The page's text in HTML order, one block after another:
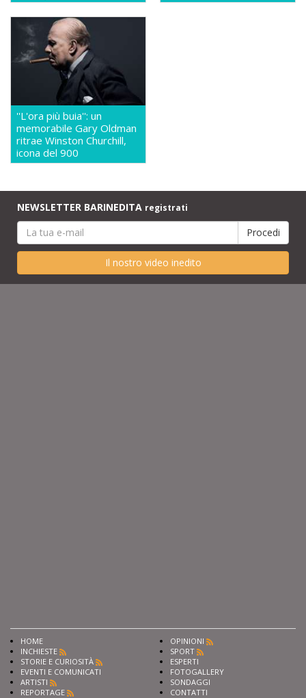
''L'ora più buia'': un
memorabile Gary Oldman
ritrae Winston Churchill,
icona del 900
NEWSLETTER BARINEDITA registrati
Il nostro video inedito
HOME
INCHIESTE
STORIE E CURIOSITÀ
EVENTI E COMUNICATI
ARTISTI
REPORTAGE
OPINIONI
SPORT
ESPERTI
FOTOGALLERY
SONDAGGI
CONTATTI